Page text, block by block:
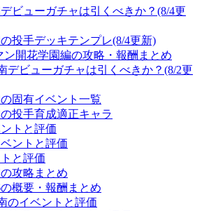
ビューガチャは引くべきか？(8/4更
投手デッキテンプレ(8/4更新)
ン開花学園編の攻略・報酬まとめ
デビューガチャは引くべきか？(8/2更
固有イベント一覧
投手育成適正キャラ
トと評価
ントと評価
と評価
攻略まとめ
概要・報酬まとめ
のイベントと評価